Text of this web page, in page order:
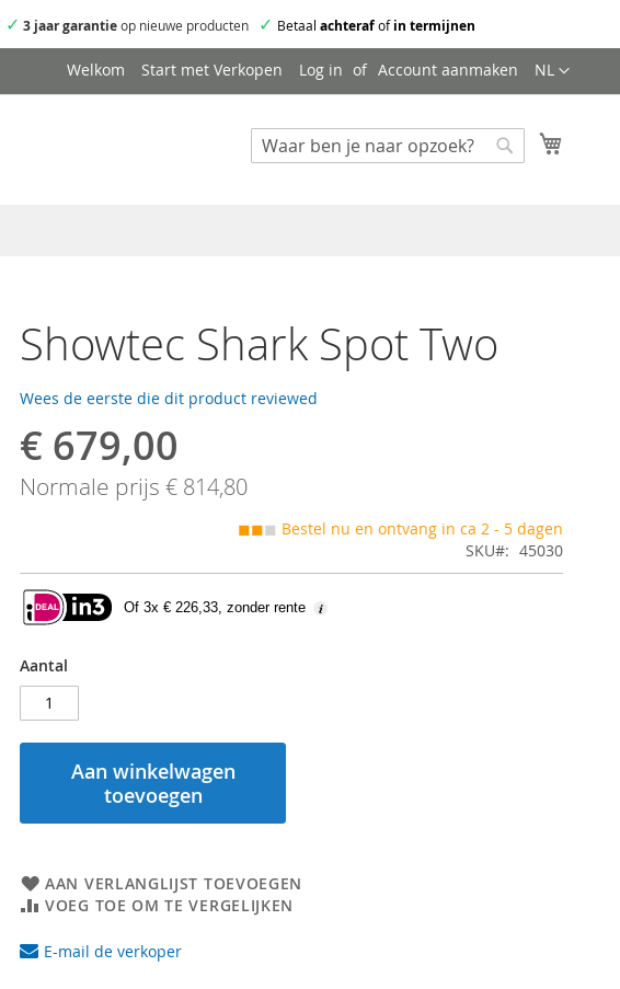
✓ 3 jaar garantieop nieuwe producten ✓ Betaal achterafofin termijnen
Taal
NL
Welkom Start met Verkopen Log in Account aanmaken
Zoeken
Showtec Shark Spot Two
Wees de eerste die dit product reviewed
Speciale
prijs
€ 679,00
Normale prijs € 814,80
◼◼◼ Bestel nu en ontvang in ca 2 - 5 dagen
SKU
45030
Of 3x € 226,33, zonder rente
Aantal
Aan winkelwagen
toevoegen
AAN VERLANGLIJST TOEVOEGEN
VOEG TOE OM TE VERGELIJKEN
E-mail de verkoper